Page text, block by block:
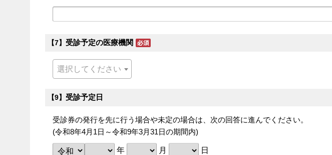
【7】 受診予定の医療機関
選択してください
【9】 受診予定日
受診券の発行を先に行う場合や未定の場合は、次の回答に進んでください。
(令和8年4月1日～令和9年3月31日の期間内)
年 月 日